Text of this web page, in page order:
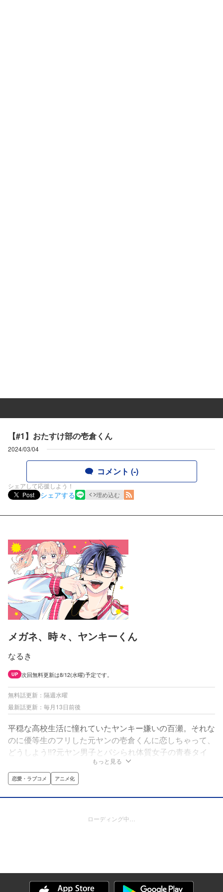
【#1】おたすけ部の壱倉くん
2024/03/04
コメント (-)
シェアして応援しよう！
Post
シェアする 埋め込む
メガネ、時々、ヤンキーくん
なるき
UP 次回無料更新は8/12(水曜)予定です。
無料話更新：隔週水曜
最新話更新：毎月13日前後
平穏な高校生活に憧れていたヤンキー嫌いの百瀬。それな
のに優等生のフリした元ヤンの壱倉くんに恋しちゃって、
どうしよう!!?元ヤン男子とパシられ体質女子の青春タイ
もっと見る
恋愛・ラブコメ アニメ化
ローディング中…